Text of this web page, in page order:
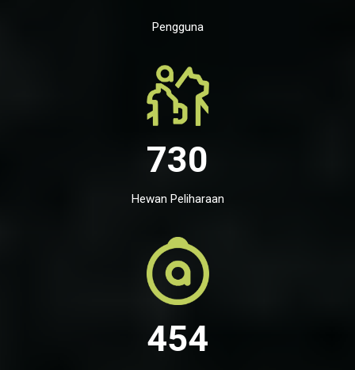
Pengguna
730
Hewan Peliharaan
454